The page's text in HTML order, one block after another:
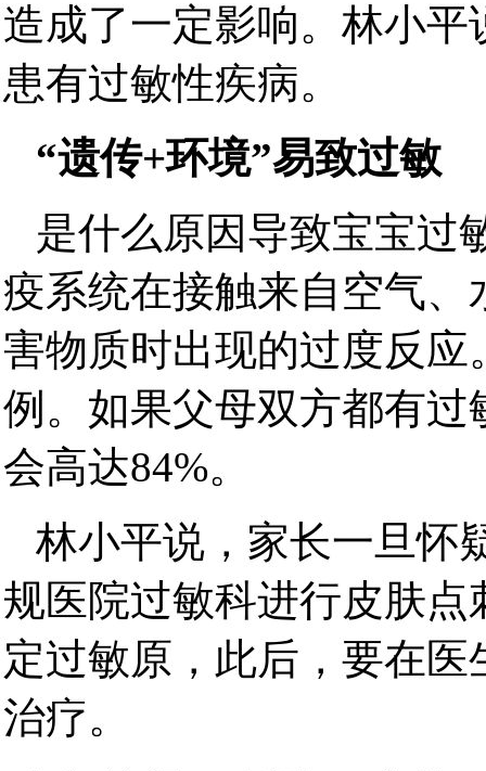
造成了一定影响。林小
患有过敏性疾病。
“遗传+环境”易致过敏
是什么原因导致宝宝过
疫系统在接触来自空气
害物质时出现的过度反
例。如果父母双方都有
会高达84%。
林小平说，家长一旦怀
规医院过敏科进行皮肤
定过敏原，此后，要在
治疗。